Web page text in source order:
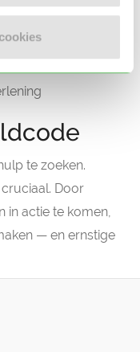
te zoeken.
Door
in actie te komen,
— en ernstige